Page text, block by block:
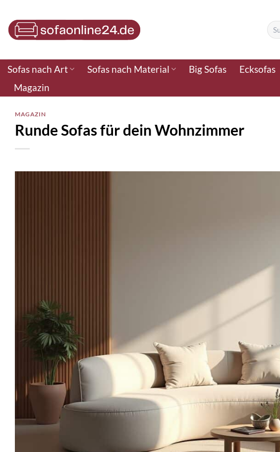
Inhalt
springen
nach:
Sofas nach Art Sofas nach Material Big Sofas Ecksofas
Magazin
MAGAZIN
Runde Sofas für dein Wohnzimmer